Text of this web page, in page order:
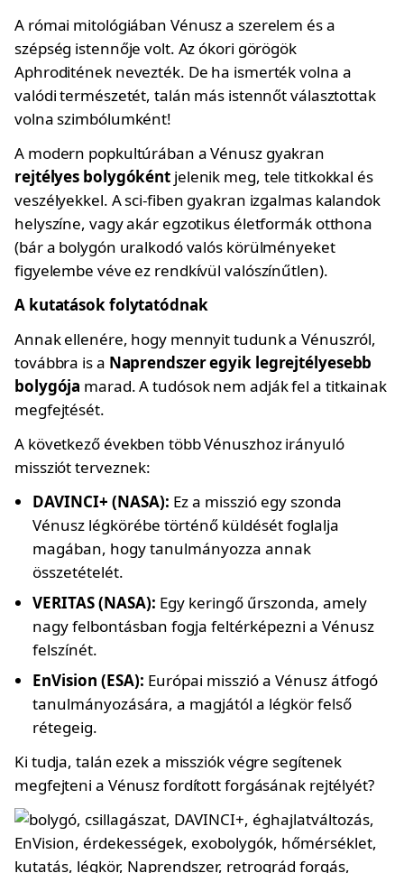
A római mitológiában Vénusz a szerelem és a
szépség istennője volt. Az ókori görögök
Aphroditének nevezték. De ha ismerték volna a
valódi természetét, talán más istennőt választottak
volna szimbólumként!
A modern popkultúrában a Vénusz gyakran
rejtélyes bolygóként jelenik meg, tele titkokkal és
veszélyekkel. A sci-fiben gyakran izgalmas kalandok
helyszíne, vagy akár egzotikus életformák otthona
(bár a bolygón uralkodó valós körülményeket
figyelembe véve ez rendkívül valószínűtlen).
A kutatások folytatódnak
Annak ellenére, hogy mennyit tudunk a Vénuszról,
továbbra is a Naprendszer egyik legrejtélyesebb
bolygója marad. A tudósok nem adják fel a titkainak
megfejtését.
A következő években több Vénuszhoz irányuló
missziót terveznek:
DAVINCI+ (NASA): Ez a misszió egy szonda
Vénusz légkörébe történő küldését foglalja
magában, hogy tanulmányozza annak
összetételét.
VERITAS (NASA): Egy keringő űrszonda, amely
nagy felbontásban fogja feltérképezni a Vénusz
felszínét.
EnVision (ESA): Európai misszió a Vénusz átfogó
tanulmányozására, a magjától a légkör felső
rétegeig.
Ki tudja, talán ezek a missziók végre segítenek
megfejteni a Vénusz fordított forgásának rejtélyét?